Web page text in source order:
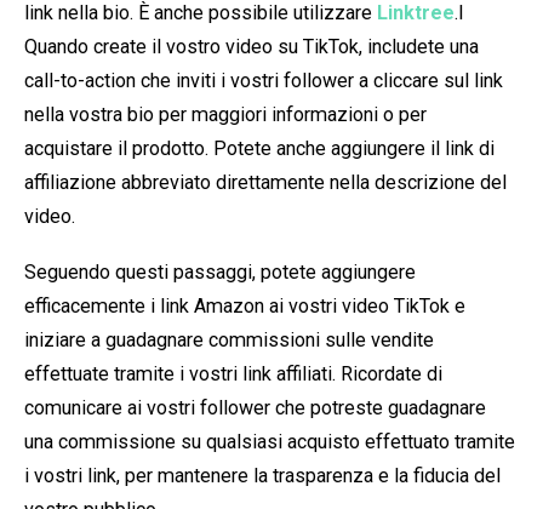
link nella bio. È anche possibile utilizzare Linktree.l
Quando create il vostro video su TikTok, includete una
call-to-action che inviti i vostri follower a cliccare sul link
nella vostra bio per maggiori informazioni o per
acquistare il prodotto. Potete anche aggiungere il link di
affiliazione abbreviato direttamente nella descrizione del
video.
Seguendo questi passaggi, potete aggiungere
efficacemente i link Amazon ai vostri video TikTok e
iniziare a guadagnare commissioni sulle vendite
effettuate tramite i vostri link affiliati. Ricordate di
comunicare ai vostri follower che potreste guadagnare
una commissione su qualsiasi acquisto effettuato tramite
i vostri link, per mantenere la trasparenza e la fiducia del